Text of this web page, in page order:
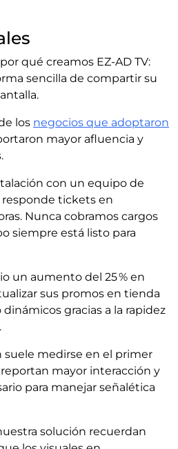
qué creamos EZ-AD TV:
sencilla de compartir su
los negocios que adoptaron
mayor afluencia y
con un equipo de
tickets en
Nunca cobramos cargos
siempre está listo para
un aumento del 25 % en
sus promos en tienda
gracias a la rapidez
suele medirse en el primer
mayor interacción y
para manejar señalética
solución recuerdan